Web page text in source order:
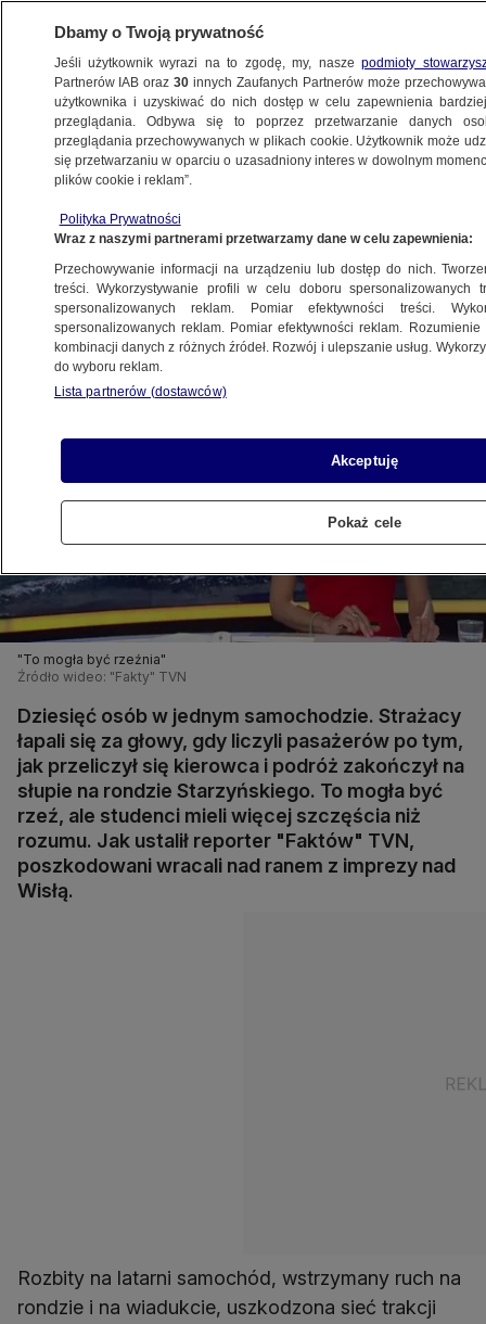
WARSZAWA
ULICE
z imprezy nad Wisłą
29.05.2018, 16:26
Udostępnij
"To mogła być rzeźnia"
Źródło wideo: "Fakty" TVN
Dziesięć osób w jednym samochodzie. Strażacy
łapali się za głowy, gdy liczyli pasażerów po tym,
jak przeliczył się kierowca i podróż zakończył na
słupie na rondzie Starzyńskiego. To mogła być
rzeź, ale studenci mieli więcej szczęścia niż
rozumu. Jak ustalił reporter "Faktów" TVN,
poszkodowani wracali nad ranem z imprezy nad
Wisłą.
Rozbity na latarni samochód, wstrzymany ruch na
rondzie i na wiadukcie, uszkodzona sieć trakcji
Dbamy o Twoją prywatność
Jeśli użytkownik wyrazi na to zgodę, my, naszepodmioty
Partnerów IAB oraz30 innych Zaufanych Partnerów może
użytkownika i uzyskiwać do nich dostęp w celu zapewnienia
przeglądania. Odbywa się to poprzez przetwarzanie danych
przeglądania przechowywanych w plikach cookie. Użytkownik może
się przetwarzaniu w oparciu o uzasadniony interes w dowolnym
plików cookie i reklam”.
Polityka Prywatności
Wraz z naszymi partnerami przetwarzamy dane w celu zapewnienia:
Przechowywanie informacji na urządzeniu lub dostęp do nich.
treści. Wykorzystywanie profili w celu doboru spersonalizowanych
spersonalizowanych reklam. Pomiar efektywności treści.
spersonalizowanych reklam. Pomiar efektywności reklam.
kombinacji danych z różnych źródeł. Rozwój i ulepszanie usług.
do wyboru reklam.
Lista partnerów (dostawców)
Akceptuję
Pokaż cele